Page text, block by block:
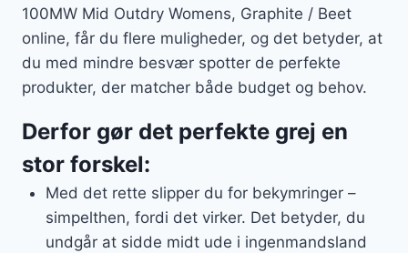
100MW Mid Outdry Womens, Graphite / Beet
online, får du flere muligheder, og det betyder, at
du med mindre besvær spotter de perfekte
produkter, der matcher både budget og behov.
Derfor gør det perfekte grej en
stor forskel:
Med det rette slipper du for bekymringer –
simpelthen, fordi det virker. Det betyder, du
undgår at sidde midt ude i ingenmandsland